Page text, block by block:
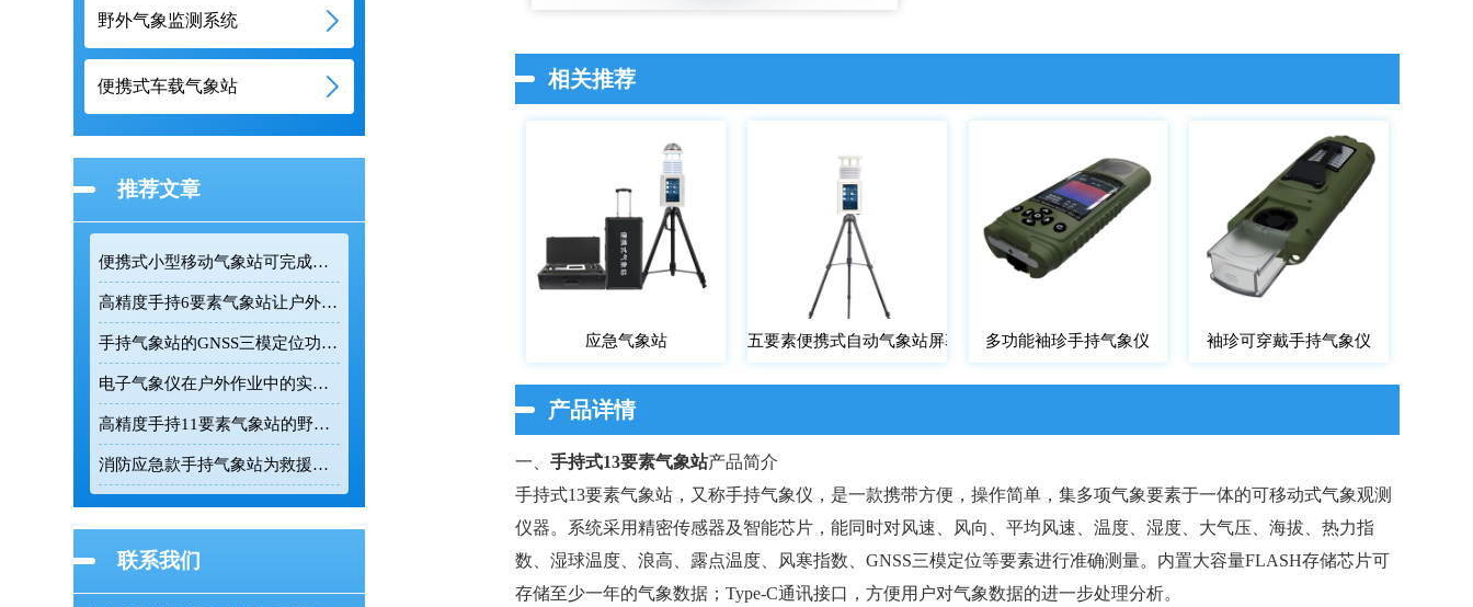
野外气象监测系统
便携式车载气象站
推荐文章
便携式小型移动气象站可完成户外多类气象参数精准采集
高精度手持6要素气象站让户外气象监测更加精准高效
手持气象站的GNSS三模定位功能让野外监测更精准
电子气象仪在户外作业中的实时数据监测价值
高精度手持11要素气象站的野外数据采集能力解析
消防应急款手持气象站为救援现场提供精准环境数据
联系我们
相关推荐
应急气象站 五要素便携式自动气象站屏幕款 多功能袖珍手持气象仪 袖珍可穿戴手持气象仪
产品详情
一、手持式13要素气象站产品简介
手持式13要素气象站，又称手持气象仪，是一款携带方便，操作简单，集多项气象要素于一体的可移动式气象观测
仪器。系统采用精密传感器及智能芯片，能同时对风速、风向、平均风速、温度、湿度、大气压、海拔、热力指
数、湿球温度、浪高、露点温度、风寒指数、GNSS三模定位等要素进行准确测量。内置大容量FLASH存储芯片可
存储至少一年的气象数据；Type-C通讯接口，方便用户对气象数据的进一步处理分析。